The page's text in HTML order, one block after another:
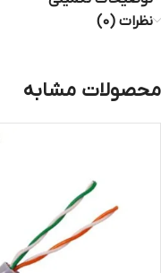
نظرات (0)
محصولات مشابه